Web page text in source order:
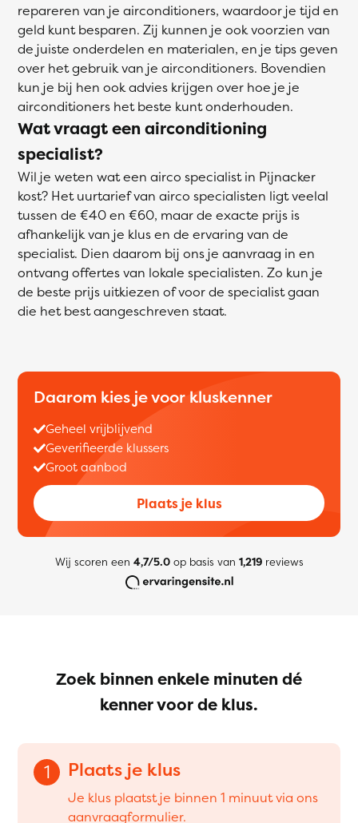
repareren van je airconditioners, waardoor je tijd en
geld kunt besparen. Zij kunnen je ook voorzien van
de juiste onderdelen en materialen, en je tips geven
over het gebruik van je airconditioners. Bovendien
kun je bij hen ook advies krijgen over hoe je je
airconditioners het beste kunt onderhouden.
Wat vraagt een airconditioning
specialist?
Wil je weten wat een airco specialist in Pijnacker
kost? Het uurtarief van airco specialisten ligt veelal
tussen de €40 en €60, maar de exacte prijs is
afhankelijk van je klus en de ervaring van de
specialist. Dien daarom bij ons je aanvraag in en
ontvang offertes van lokale specialisten. Zo kun je
de beste prijs uitkiezen of voor de specialist gaan
die het best aangeschreven staat.
Daarom kies je voor kluskenner
Geheel vrijblijvend
Geverifieerde klussers
Groot aanbod
Plaats je klus
Wij scoren een 4,7/5.0op basis van 1,219reviews
Zoek binnen enkele minuten dé
kenner voor de klus.
1 Plaats je klus
Je klus plaatst je binnen 1 minuut via ons
aanvraagformulier.